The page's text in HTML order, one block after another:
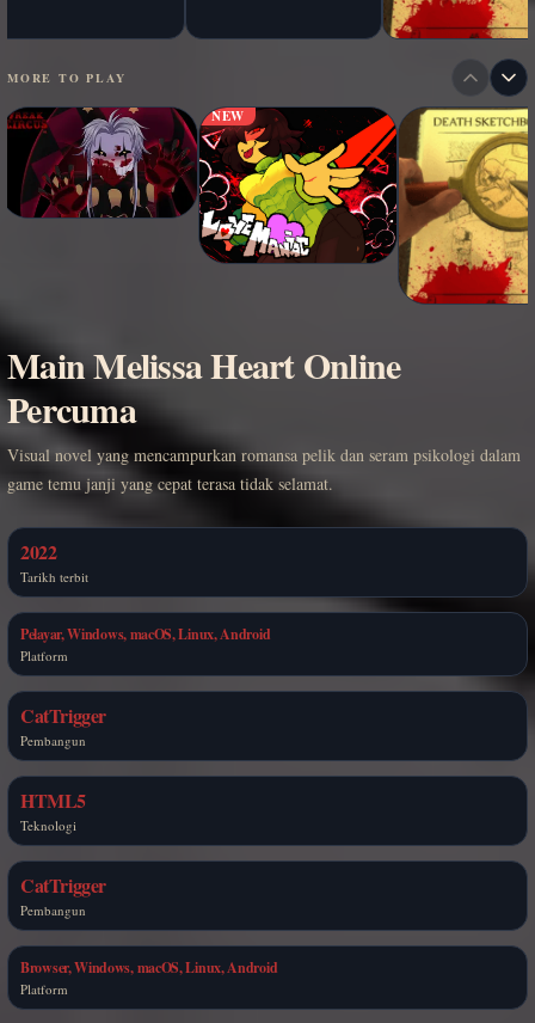
MORE TO PLAY
NEW
Main Melissa Heart Online
Percuma
Visual novel yang mencampurkan romansa pelik dan seram psikologi dalam
game temu janji yang cepat terasa tidak selamat.
2022
Tarikh terbit
Pelayar, Windows, macOS, Linux, Android
Platform
CatTrigger
Pembangun
HTML5
Teknologi
CatTrigger
Pembangun
Browser, Windows, macOS, Linux, Android
Platform